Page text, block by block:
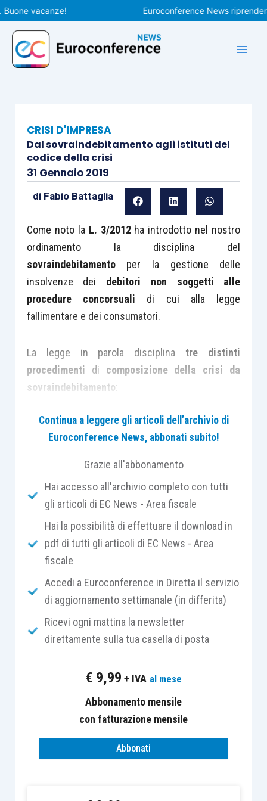
Vai
al
contenuto
vacanze! Euroconference News riprenderà
CRISI D'IMPRESA
Dal sovraindebitamento agli istituti del
codice della crisi
31 Gennaio 2019
di Fabio Battaglia
Come noto la L. 3/2012ha introdotto nel nostro
ordinamento la disciplina del
sovraindebitamentoper la gestione delle
insolvenze dei debitori non soggetti alle
procedure concorsuali di cui alla legge
fallimentare e dei consumatori.
La legge in parola disciplina tre distinti
procedimenti di composizione della crisi da
sovraindebitamento:
l’accordo del debitore;
ilpiano del consumatore;
procedura di liquidazione dei beni
articolo 6 L. 3/2012consente aldebitore
concludere unaccordo con i creditorinell’ambito
della procedura di composizione della crisi “
fine di porre rimedio alle situazioni di
sovraindebitamento non soggette né assoggettabili
a procedure concorsuali diverse” da quelle ivi
regolate.
Il presupposto soggettivo
imprenditori non fallibili, quindi, tutti
nell’ambito dei quali ricadono certamente le
associazioni e società sportive senza scopo di
(salvo ovviamente quanto detto sopra in
sull’attività istituzionale), gli
Continua a leggere gli articoli dell’archivio di
Euroconference News, abbonati subito!
Grazie all'abbonamento
Hai accesso all'archivio completo con tutti
gli articoli di EC News - Area fiscale
Hai la possibilità di effettuare il download in
pdf di tutti gli articoli di EC News - Area
fiscale
Accedi a Euroconference in Diretta il servizio
di aggiornamento settimanale (in differita)
Ricevi ogni mattina la newsletter
direttamente sulla tua casella di posta
€ 9,99 + IVA al mese
Abbonamento mensile
con fatturazione mensile
Abbonati